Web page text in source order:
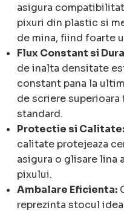
asigura
pixuri din plastic si
de mina, fiind foarte
Flux Constant si
de inalta densitate
constant pana la
de scriere
standard.
Protectie si Calitate:
calitate protejeaza
asigura o glisare lina
pixului.
Ambalare Eficienta:
reprezinta stocul